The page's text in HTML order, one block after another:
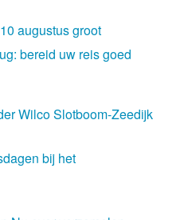
augustus groot
bereid uw reis goed
Wilco Slotboom-Zeedijk
bij het